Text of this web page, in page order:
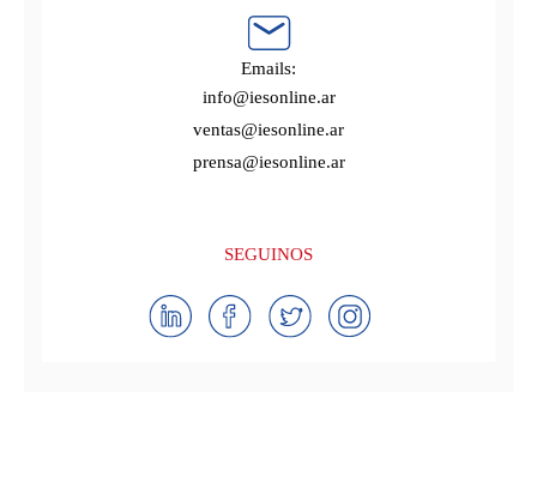
Emails:
info@iesonline.ar
ventas@iesonline.ar
prensa@iesonline.ar
SEGUINOS